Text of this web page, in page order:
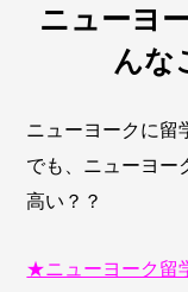
ニューヨ
んな
ニューヨークに留
でも、ニューヨー
高い？？
★ニューヨーク留